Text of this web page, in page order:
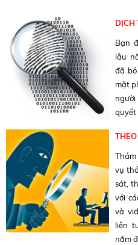
DỊCH
Bạn
lâu
đã
mặt
quyết
vụ
sát,
với
và
liên
nắm